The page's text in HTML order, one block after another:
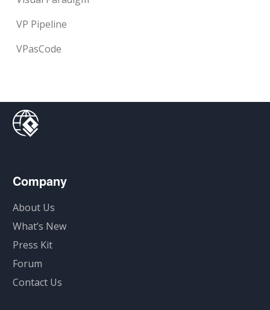
VP Pipeline
VPasCode
Company
About Us
What’s New
Press Kit
Forum
Contact Us